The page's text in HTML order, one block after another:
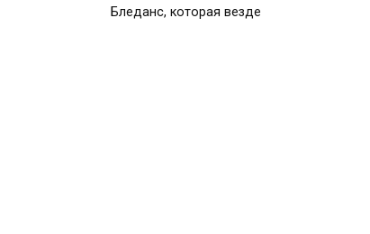
Бледанс, которая везде